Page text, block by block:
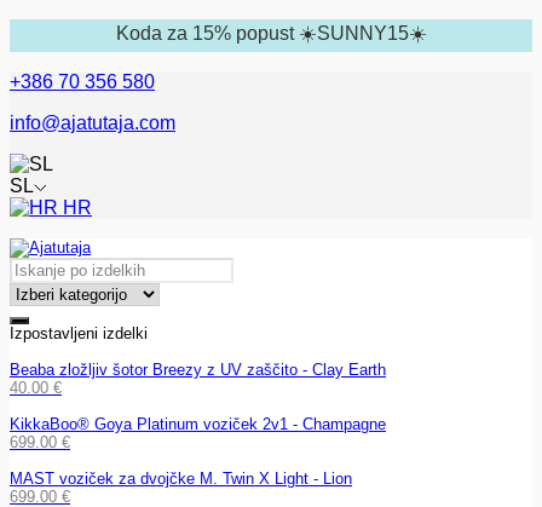
Koda za 15% popust ☀️SUNNY15☀️
+386 70 356 580
info@ajatutaja.com
SL
HR
Izpostavljeni izdelki
Beaba zložljiv šotor Breezy z UV zaščito - Clay Earth
40.00 €
KikkaBoo® Goya Platinum voziček 2v1 - Champagne
699.00 €
MAST voziček za dvojčke M. Twin X Light - Lion
699.00 €